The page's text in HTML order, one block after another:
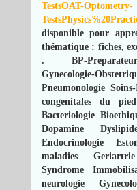
TestsOAT-Optometry-
disponible pour
thématique : fiches,
.
BP-
Gynecologie-
Pneumonologie
congenitales du pied
Bacteriologie
Dopamine
Endocrinologie
maladies
Syndrome
neurologie